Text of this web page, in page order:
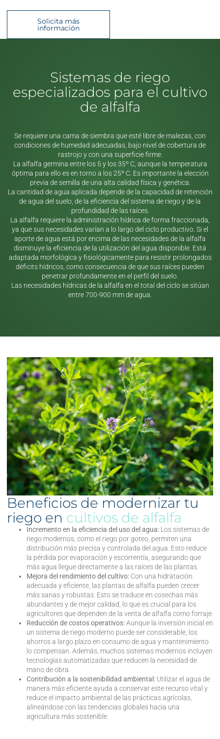
Solicita más
información
Sistemas de riego
especializados para el cultivo
de alfalfa
Se requiere una cama de siembra que esté libre de malezas, con
condiciones de humedad adecuadas, bajo nivel de cobertura de
rastrojo y con una superficie firme.
La alfalfa germina entre los 5 y los 35º C, aunque la temperatura
óptima para ello es en torno a los 25º C. Es importante la elección
previa de semilla de una alta calidad física y genética.
La cantidad de agua aplicada depende de la capacidad de retención
de agua del suelo, de la eficiencia del sistema de riego y de la
profundidad de las raíces.
La alfalfa requiere la administración hídrica de forma fraccionada,
ya que sus necesidades varían a lo largo del ciclo productivo. Si el
aporte de agua está por encima de las necesidades de la alfalfa
disminuye la eficiencia de la utilización del agua disponible. Está
adaptada morfológica y fisiológicamente para resistir prolongados
déficits hídricos, como consecuencia de que sus raíces pueden
penetrar profundamente en el perfil del suelo.
Las necesidades hídricas de la alfalfa en el total del ciclo se sitúan
entre 700-900 mm de agua.
Beneficios de modernizar tu
riego en cultivos de alfalfa
Incremento en la eficiencia del uso del agua: Los sistemas de
riego modernos, como el riego por goteo, permiten una
distribución más precisa y controlada del agua. Esto reduce
la pérdida por evaporación y escorrentía, asegurando que
más agua llegue directamente a las raíces de las plantas.
Mejora del rendimiento del cultivo: Con una hidratación
adecuada y eficiente, las plantas de alfalfa pueden crecer
más sanas y robustas. Esto se traduce en cosechas más
abundantes y de mejor calidad, lo que es crucial para los
agricultores que dependen de la venta de alfalfa como forraje.
Reducción de costos operativos:Aunque la inversión inicial en
un sistema de riego moderno puede ser considerable, los
ahorros a largo plazo en consumo de agua y mantenimiento
lo compensan. Además, muchos sistemas modernos incluyen
tecnologías automatizadas que reducen la necesidad de
mano de obra.
Contribución a la sostenibilidad ambiental: Utilizar el agua de
manera más eficiente ayuda a conservar este recurso vital y
reduce el impacto ambiental de las prácticas agrícolas,
alineándose con las tendencias globales hacia una
agricultura más sostenible.